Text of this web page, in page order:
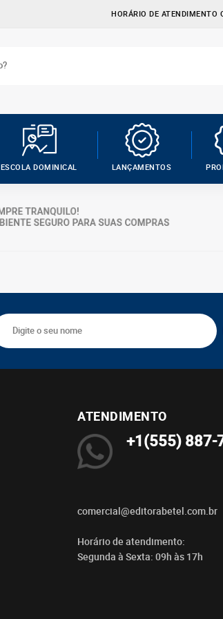
HORÁRIO DE ATENDIMENTO
ESCOLA DOMINICAL LANÇAMENTOS
ATENDIMENTO
+1(555) 887-
comercial@editorabetel.com.br
Horário de atendimento:
Segunda à Sexta: 09h às 17h